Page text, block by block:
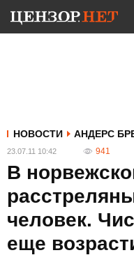
НОВОСТИ АНДЕРС
23.07.11 10:42 941
В
человек.
еще